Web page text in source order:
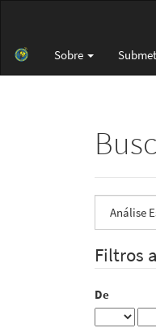
principal
Barra
Sobre
termo
Filtros
De